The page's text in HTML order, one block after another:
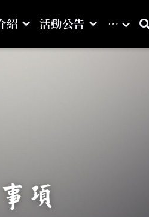
紹 活動公告 …
項